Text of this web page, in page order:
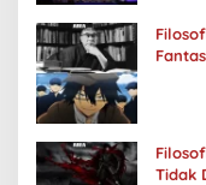
Tidak